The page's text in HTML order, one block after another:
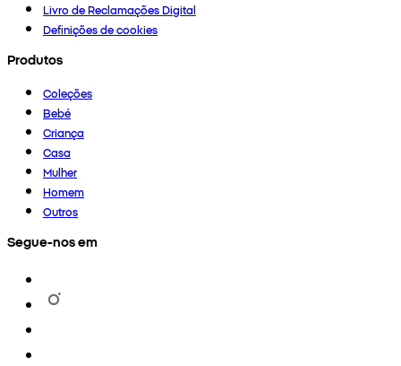
Livro de Reclamações Digital
Definições de cookies
Produtos
Coleções
Bebé
Criança
Casa
Mulher
Homem
Outros
Segue-nos em